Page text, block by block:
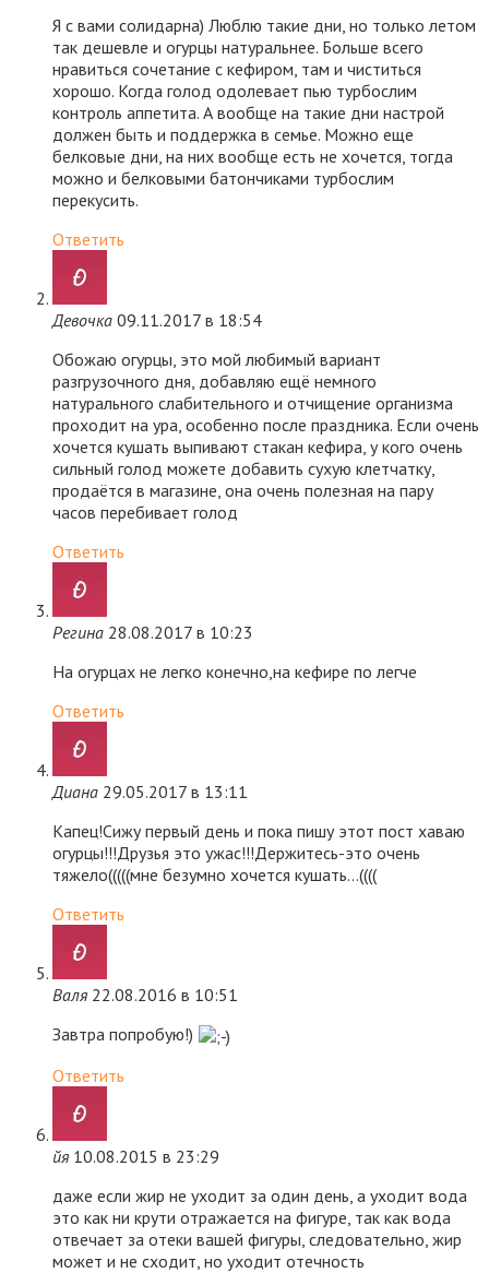
Я с вами солидарна) Люблю такие дни, но только летом
так дешевле и огурцы натуральнее. Больше всего
нравиться сочетание с кефиром, там и чиститься
хорошо. Когда голод одолевает пью турбослим
контроль аппетита. А вообще на такие дни настрой
должен быть и поддержка в семье. Можно еще
белковые дни, на них вообще есть не хочется, тогда
можно и белковыми батончиками турбослим
перекусить.
Ответить
Девочка 09.11.2017 в 18:54
Обожаю огурцы, это мой любимый вариант
разгрузочного дня, добавляю ещё немного
натурального слабительного и отчищение организма
проходит на ура, особенно после праздника. Если очень
хочется кушать выпивают стакан кефира, у кого очень
сильный голод можете добавить сухую клетчатку,
продаётся в магазине, она очень полезная на пару
часов перебивает голод
Ответить
Регина 28.08.2017 в 10:23
На огурцах не легко конечно,на кефире по легче
Ответить
Диана 29.05.2017 в 13:11
Капец!Сижу первый день и пока пишу этот пост хаваю
огурцы!!!Друзья это ужас!!!Держитесь-это очень
тяжело(((((мне безумно хочется кушать…((((
Ответить
Валя 22.08.2016 в 10:51
Завтра попробую!)
Ответить
йя 10.08.2015 в 23:29
даже если жир не уходит за один день, а уходит вода
это как ни крути отражается на фигуре, так как вода
отвечает за отеки вашей фигуры, следовательно, жир
может и не сходит, но уходит отечность